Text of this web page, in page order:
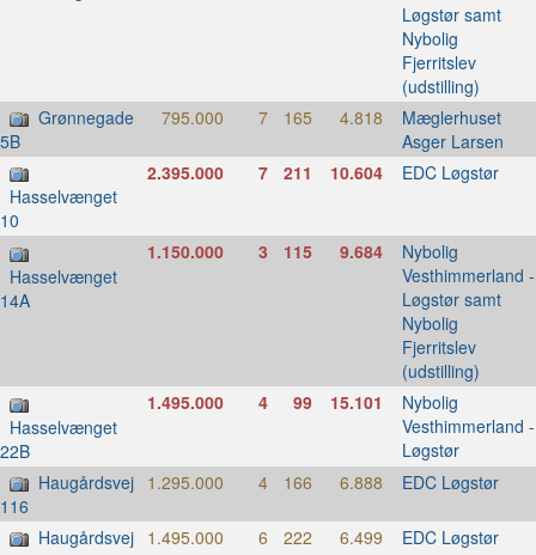
Løgstør samt
Nybolig
Fjerritslev
(udstilling)
Grønnegade
5B
795.000 7 165 4.818 Mæglerhuset
Asger Larsen
Hasselvænget
10
2.395.000 7 211 10.604 EDC Løgstør
Hasselvænget
14A
1.150.000 3 115 9.684 Nybolig
Vesthimmerland -
Løgstør samt
Nybolig
Fjerritslev
(udstilling)
Hasselvænget
22B
1.495.000 4 99 15.101 Nybolig
Vesthimmerland -
Løgstør
Haugårdsvej
116
1.295.000 4 166 6.888 EDC Løgstør
Haugårdsvej 1.495.000 6 222 6.499 EDC Løgstør